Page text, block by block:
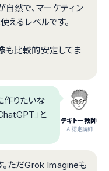
自然で、マーケティン
えるレベルです。
も比較的安定してま
テキトー教師
.AI認定講師
作りたいな
」と
。ただGrok Imagineも